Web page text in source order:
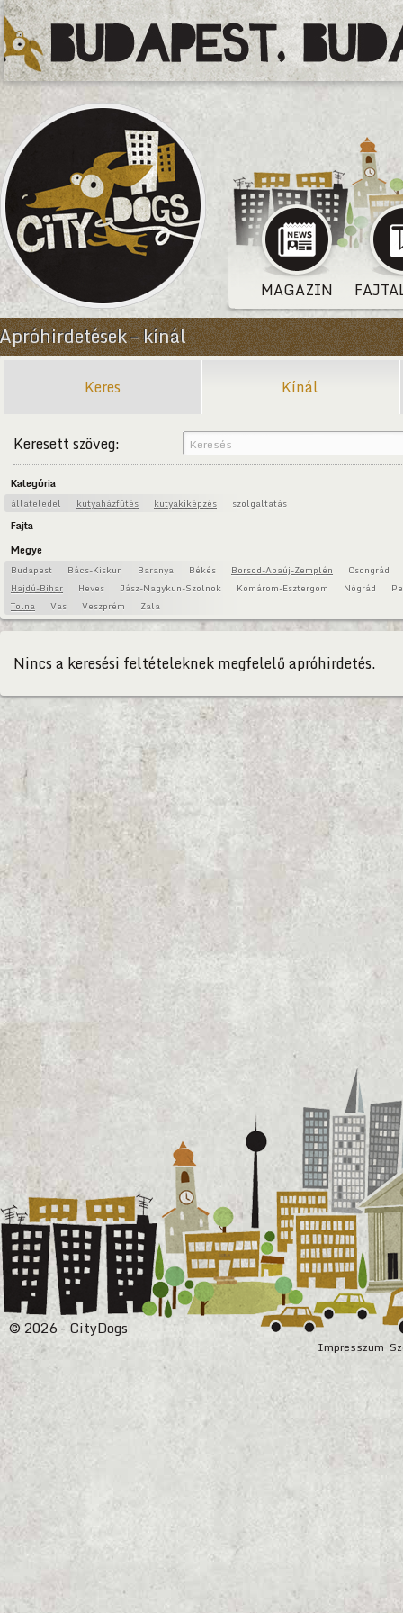
MAGAZIN
Apróhirdetések – kínál
Keres Kínál
Keresett szöveg:
Kategória
állateledel kutyaházfűtés kutyakiképzés szolgaltatás
Fajta
Megye
Budapest Bács-Kiskun Baranya Békés Borsod-Abaúj-Zemplén
Csongrád
Hajdú-Bihar
Heves Jász-Nagykun-Szolnok Komárom-Esztergom Nógrád
Tolna
Vas Veszprém Zala
Nincs a keresési feltételeknek megfelelő apróhirdetés.
Impresszum
© 2026 - CityDogs